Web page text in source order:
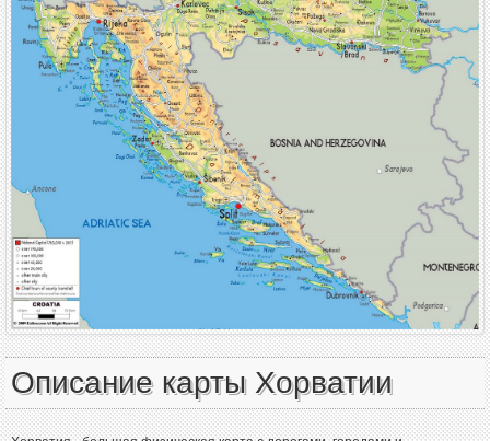
Описание карты Хорватии